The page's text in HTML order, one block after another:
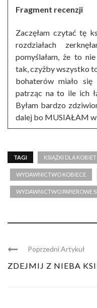
Fragment recenzji
Zaczęłam czytać tę
rozdziałach
pomyślałam, że to
tak, czyżby wszystko
bohaterów miało
patrząc na to ile ich
Byłam bardzo
dalej bo MUSIAŁAM
TAGI KSIĄŻKI DLA KOBIET
WYDAWNICTWO KOBIECE
WYDAWNICTWO PAPIEROWE
Poprzedni Artykuł
ZDEJMIJ Z NIEBA